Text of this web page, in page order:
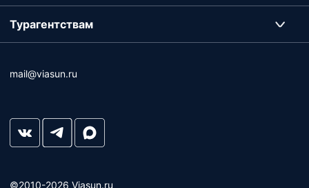
©2010-2026 Viasun.ru
Турагентствам
mail@viasun.ru